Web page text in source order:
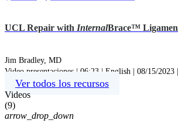
UCL Repair with InternalBrace™
Jim Bradley, MD
Video presentaciones | 06:23 | English | 08/15/
Ver todos los recursos
Videos
(9)
arrow_drop_down